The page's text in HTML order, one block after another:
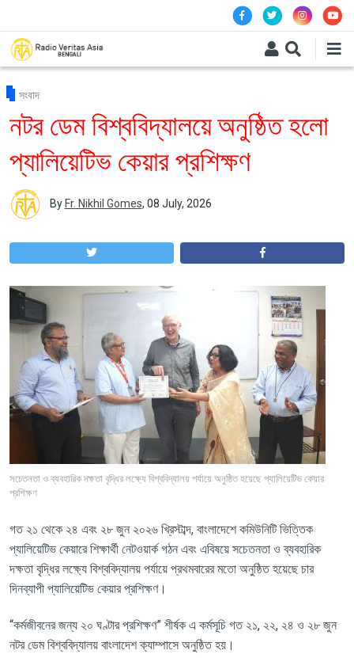
সংবাদ
নটর ডেম বিশ্ববিদ্যালয়ে অনুষ্ঠিত হলো
প্যালিয়েটিভ কেয়ার প্রশিক্ষণ
By Fr. Nikhil Gomes, 08 July, 2026
সচেতনতা ও ব্যবহারিক দক্ষতা বৃদ্ধির লক্ষ্যে বিশ্ববিদ্যালয় পর্যায়ে অনুষ্ঠিত হয়েছে প্যালিয়েটিভ কেয়ার
প্রশিক্ষণ
গত ২১ থেকে ২৪ এবং ২৮ জুন ২০২৬ খ্রিস্টাব্দ, বাংলাদেশে কমিউনিটি ভিত্তিক
প্যালিয়েটিভ কেয়ারে শিক্ষার্থী নেটওয়ার্ক গঠন এবং এবিষয়ে সচেতনতা ও ব্যবহারিক
দক্ষতা বৃদ্ধির লক্ষ্যে বিশ্ববিদ্যালয় পর্যায়ে প্রথমবারের মতো অনুষ্ঠিত হয়েছে চার
দিনব্যাপী প্যালিয়েটিভ কেয়ার প্রশিক্ষণ।
“কর্মজীবনের জন্য ২০ ঘণ্টার প্রশিক্ষণ” শীর্ষক এ কর্মসূচি গত ২১, ২২, ২৪ ও ২৮ জুন
নটর ডেম বিশ্ববিদ্যালয় বাংলাদেশ ক্যাম্পাসে অনুষ্ঠিত হয়।